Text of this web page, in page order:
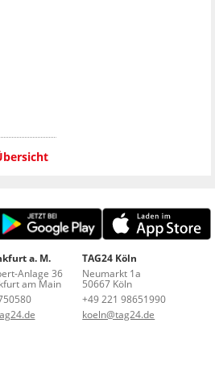
a. M.
Anlage 36
am Main
TAG24 Köln
Neumarkt 1a
50667 Köln
+49 221 98651990
koeln@tag24.de